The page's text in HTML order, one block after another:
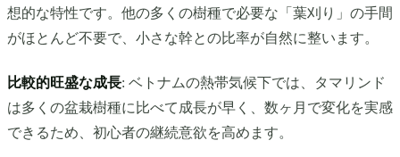
想的な特性です。他の多くの樹種で必要な「葉刈り」の手間
がほとんど不要で、小さな幹との比率が自然に整います。
比較的旺盛な成長: ベトナムの熱帯気候下では、タマリンド
は多くの盆栽樹種に比べて成長が早く、数ヶ月で変化を実感
できるため、初心者の継続意欲を高めます。